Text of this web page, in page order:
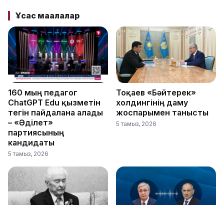
Ұқсас мақалалар
160 мың педагог
ChatGPT Edu қызметін
тегін пайдалана алады
– «Әділет»
партиясының
кандидаты
5 тамыз, 2026
Тоқаев «Бәйтерек»
холдингінің даму
жоспарымен танысты
5 тамыз, 2026